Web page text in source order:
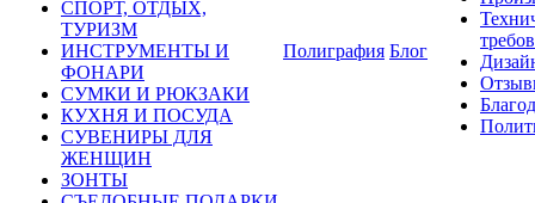
СПОРТ, ОТДЫХ,
ТУРИЗМ
ИНСТРУМЕНТЫ И
ФОНАРИ
СУМКИ И РЮКЗАКИ
КУХНЯ И ПОСУДА
СУВЕНИРЫ ДЛЯ
ЖЕНЩИН
ЗОНТЫ
Полиграфия Блог